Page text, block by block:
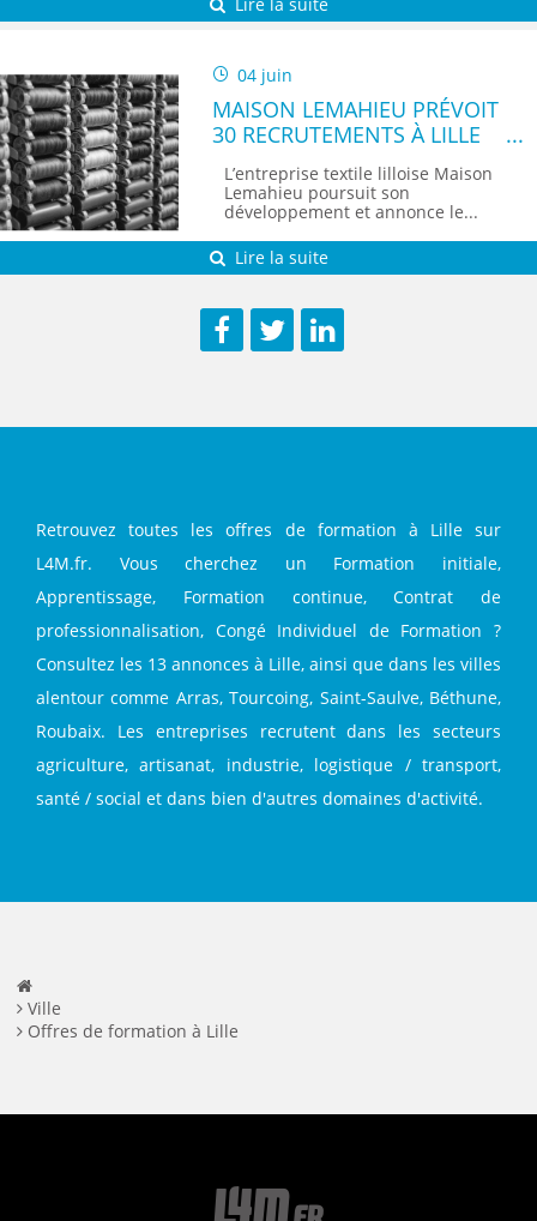
Retrouvez toutes les offres de formation à Lille sur
L4M.fr. Vous cherchez un Formation initiale,
Apprentissage, Formation continue, Contrat de
professionnalisation, Congé Individuel de Formation ?
Consultez les 13 annonces à Lille, ainsi que dans les villes
alentour comme Arras, Tourcoing, Saint-Saulve, Béthune,
Roubaix. Les entreprises recrutent dans les secteurs
agriculture, artisanat, industrie, logistique / transport,
santé / social et dans bien d'autres domaines d'activité.
Lire la suite
04 juin
MAISON LEMAHIEU PRÉVOIT
30 RECRUTEMENTS À LILLE
D’ICI 2028
L’entreprise textile lilloise Maison
Lemahieu poursuit son
développement et annonce le...
Lire la suite
Ville
Offres de formation à Lille